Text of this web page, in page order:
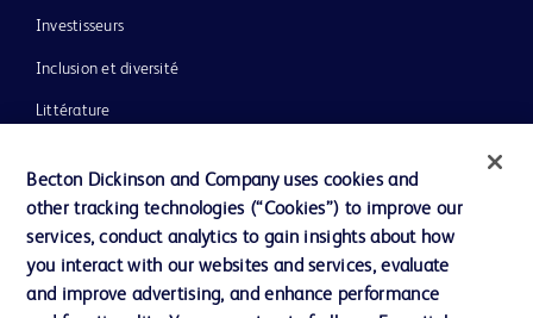
Investisseurs
Inclusion et diversité
Littérature
Notre entreprise
Éthique et conformité
Assistance
Becton Dickinson and Company uses cookies and
other tracking technologies (“Cookies”) to improve our
services, conduct analytics to gain insights about how
you interact with our websites and services, evaluate
and improve advertising, and enhance performance